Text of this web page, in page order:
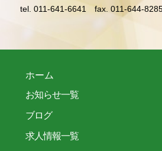
tel. 011-641-6641
fax. 011-644-
ホーム
お知らせ一覧
ブログ
求人情報一覧